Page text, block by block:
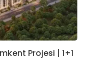
Projesi | 1+1